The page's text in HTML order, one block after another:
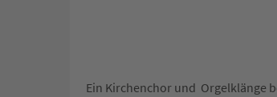
Ein Kirchenchor und Orgelklänge